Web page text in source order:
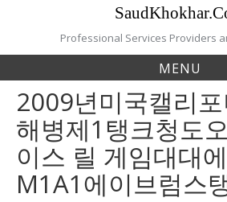
Professional Services Providers
MENU
2009년미국캘리
해병제1탱크청도
이스 릴 게임대대
M1A1에이브럼스